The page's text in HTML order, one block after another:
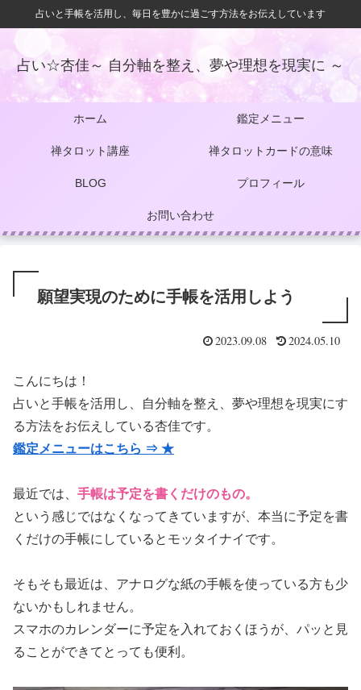
占いと手帳を活用し、毎日を豊かに過ごす方法をお伝えしています
占い☆杏佳～ 自分軸を整え、夢や理想を現実に ～
ホーム 鑑定メニュー
禅タロット講座 禅タロットカードの意味
BLOG プロフィール
お問い合わせ
願望実現のために手帳を活用しよう
2023.09.08 2024.05.10
こんにちは！
占いと手帳を活用し、自分軸を整え、夢や理想を現実にす
る方法をお伝えしている杏佳です。
鑑定メニューはこちら ⇒ ★
最近では、 手帳は予定を書くだけのもの。
という感じではなくなってきていますが、本当に予定を書
くだけの手帳にしているとモッタイナイです。
そもそも最近は、アナログな紙の手帳を使っている方も少
ないかもしれません。
スマホのカレンダーに予定を入れておくほうが、パッと見
ることができてとっても便利。